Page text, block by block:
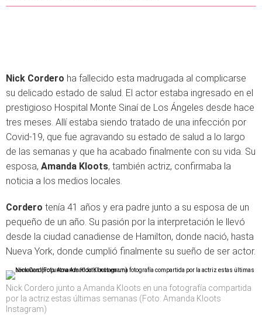
Nick Cordero ha fallecido esta madrugada al complicarse
su delicado estado de salud. El actor estaba ingresado en el
prestigioso Hospital Monte Sinaí de Los Ángeles desde hace
tres meses. Allí estaba siendo tratado de una infección por
Covid-19, que fue agravando su estado de salud a lo largo
de las semanas y que ha acabado finalmente con su vida. Su
esposa, Amanda Kloots, también actriz, confirmaba la
noticia a los medios locales.
Cordero tenía 41 años y era padre junto a su esposa de un
pequeño de un año. Su pasión por la interpretación le llevó
desde la ciudad canadiense de Hamilton, donde nació, hasta
Nueva York, donde cumplió finalmente su sueño de ser actor.
Nick Cordero junto a Amanda Kloots en una fotografía compartida
por la actriz estas últimas semanas (Foto: Amanda Kloots
Instagram)